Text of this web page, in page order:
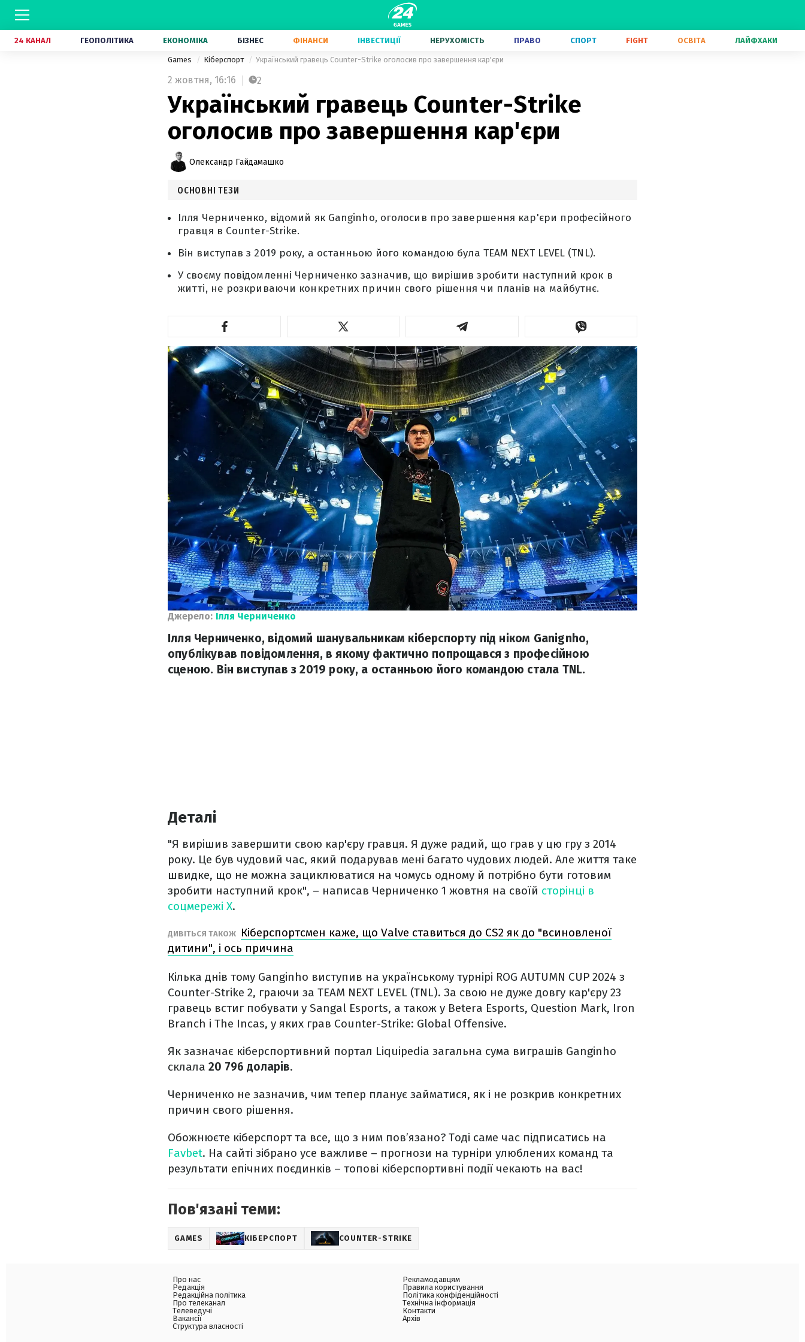
24 КАНАЛ ГЕОПОЛІТИКА ЕКОНОМІКА БІЗНЕС ФІНАНСИ ІНВЕСТИЦІЇ НЕРУХОМІСТЬ ПРАВО СПОРТ FIGHT ОСВІТА ЛАЙФХАКИ
Games Кіберспорт Український гравець Counter-Strike оголосив про завершення кар'єри
2 жовтня, 16:16 2
Український гравець Counter-Strike
оголосив про завершення кар'єри
Олександр Гайдамашко
ОСНОВНІ ТЕЗИ
Ілля Черниченко, відомий як Ganginho, оголосив про завершення кар'єри професійного
гравця в Counter-Strike.
Він виступав з 2019 року, а останньою його командою була TEAM NEXT LEVEL (TNL).
У своєму повідомленні Черниченко зазначив, що вирішив зробити наступний крок в
житті, не розкриваючи конкретних причин свого рішення чи планів на майбутнє.
Джерело: Ілля Черниченко
Ілля Черниченко, відомий шанувальникам кіберспорту під ніком Ganignho,
опублікував повідомлення, в якому фактично попрощався з професійною
сценою. Він виступав з 2019 року, а останньою його командою стала TNL.
Деталі
"Я вирішив завершити свою кар'єру гравця. Я дуже радий, що грав у цю гру з 2014
року. Це був чудовий час, який подарував мені багато чудових людей. Але життя таке
швидке, що не можна зациклюватися на чомусь одному й потрібно бути готовим
зробити наступний крок", – написав Черниченко 1 жовтня на своїй сторінці в
соцмережі X.
ДИВІТЬСЯ ТАКОЖ
Кіберспортсмен каже, що Valve ставиться до CS2 як до "всиновленої
дитини", і ось причина
Кілька днів тому Ganginho виступив на українському турнірі ROG AUTUMN CUP 2024 з
Counter-Strike 2, граючи за TEAM NEXT LEVEL (TNL). За свою не дуже довгу кар'єру 23
гравець встиг побувати у Sangal Esports, а також у Betera Esports, Question Mark, Iron
Branch і The Incas, у яких грав Counter-Strike: Global Offensive.
Як зазначає кіберспортивний портал Liquipedia загальна сума виграшів Ganginho
склала 20 796 доларів.
Черниченко не зазначив, чим тепер планує займатися, як і не розкрив конкретних
причин свого рішення.
Обожнюєте кіберспорт та все, що з ним пов’язано? Тоді саме час підписатись на
Favbet. На сайті зібрано усе важливе – прогнози на турніри улюблених команд та
результати епічних поєдинків – топові кіберспортивні події чекають на вас!
Пов'язані теми:
GAMES КІБЕРСПОРТ COUNTER-STRIKE
Про нас
Редакція
Редакційна політика
Про телеканал
Телеведучі
Вакансії
Структура власності
Рекламодавцям
Правила користування
Політика конфіденційності
Технічна інформація
Контакти
Архів